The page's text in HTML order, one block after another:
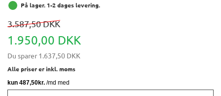
På lager. 1-2 dages levering.
3.587,50 DKK
1.950,00 DKK
Du sparer 1.637,50 DKK
Alle priser er inkl. moms